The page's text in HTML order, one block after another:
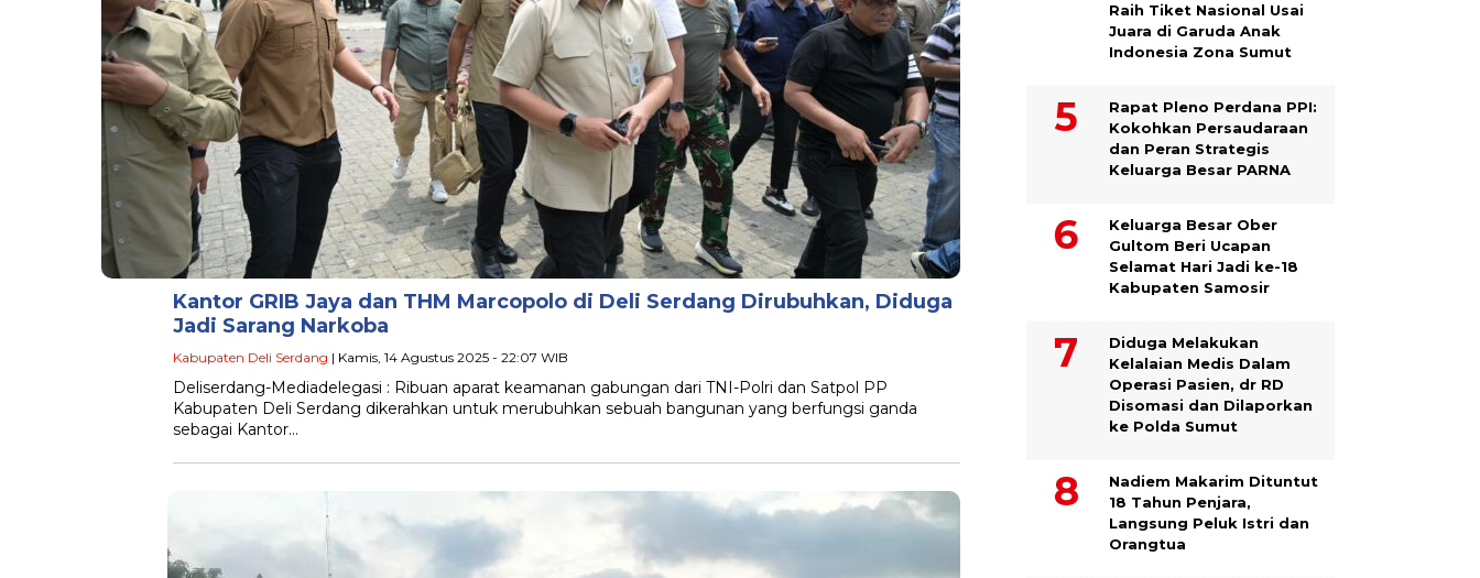
Kantor GRIB Jaya dan THM Marcopolo di Deli Serdang Dirubuhkan, Diduga
Jadi Sarang Narkoba
Kabupaten Deli Serdang | Kamis, 14 Agustus 2025 - 22:07 WIB
Deliserdang-Mediadelegasi : Ribuan aparat keamanan gabungan dari TNI-Polri dan Satpol PP
Kabupaten Deli Serdang dikerahkan untuk merubuhkan sebuah bangunan yang berfungsi ganda
sebagai Kantor…
Raih Tiket Nasional Usai
Juara di Garuda Anak
Indonesia Zona Sumut
Rapat Pleno Perdana PPI:
Kokohkan Persaudaraan
dan Peran Strategis
Keluarga Besar PARNA
Keluarga Besar Ober
Gultom Beri Ucapan
Selamat Hari Jadi ke-18
Kabupaten Samosir
Diduga Melakukan
Kelalaian Medis Dalam
Operasi Pasien, dr RD
Disomasi dan Dilaporkan
ke Polda Sumut
​Nadiem Makarim Dituntut
18 Tahun Penjara,
Langsung Peluk Istri dan
Orangtua